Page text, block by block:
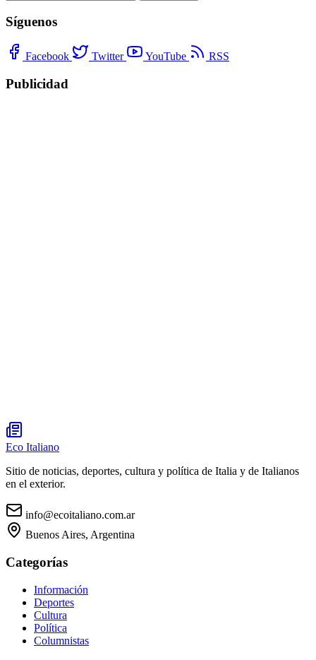
Síguenos
Facebook Twitter YouTube RSS
Publicidad
Eco Italiano
Sitio de noticias, deportes, cultura y política de Italia y de Italianos
en el exterior.
info@ecoitaliano.com.ar
Buenos Aires, Argentina
Categorías
Información
Deportes
Cultura
Política
Columnistas